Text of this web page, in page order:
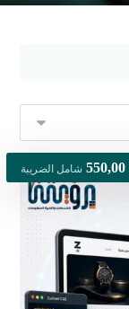
شامل الضريبة